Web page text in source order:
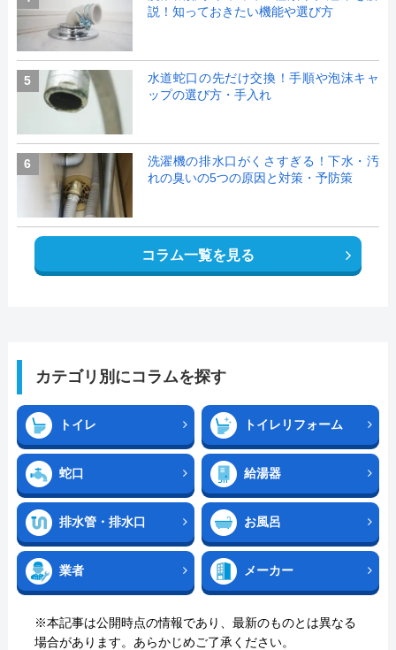
説！知っておきたい機能や選び方
5
水道蛇口の先だけ交換！手順や泡沫キャ
ップの選び方・手入れ
6
洗濯機の排水口がくさすぎる！下水・汚
れの臭いの5つの原因と対策・予防策
コラム一覧を見る
カテゴリ別にコラムを探す
トイレ トイレリフォーム
蛇口 給湯器
排水管・排水口 お風呂
業者 メーカー
※本記事は公開時点の情報であり、最新のものとは異なる
場合があります。あらかじめご了承ください。